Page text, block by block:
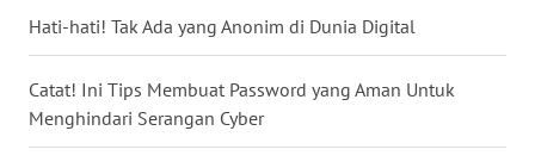
Hati-hati! Tak Ada yang Anonim di Dunia Digital
Catat! Ini Tips Membuat Password yang Aman Untuk
Menghindari Serangan Cyber
WN
NUSANTARA
WN
JOGJA